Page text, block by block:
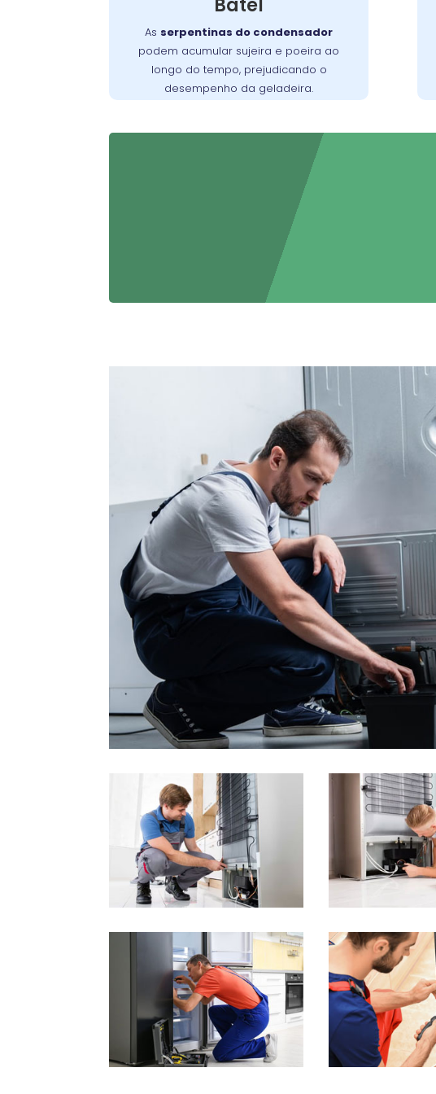
Batel
As serpentinas do condensador
podem acumular sujeira e poeira ao
longo do tempo, prejudicando o
desempenho da geladeira.
negligenciado, pode exigir um serviço
mais detalhado para restaurar o
funcionamento adequado do aparelho.